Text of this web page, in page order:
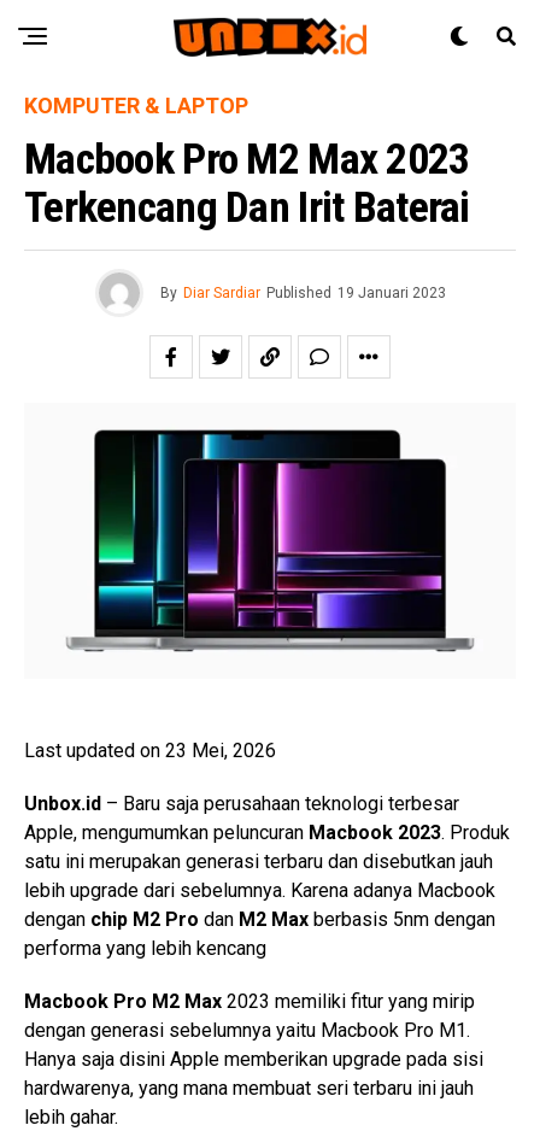
KOMPUTER & LAPTOP
Macbook Pro M2 Max 2023
Terkencang Dan Irit Baterai
By Diar Sardiar Published 19 Januari 2023
Last updated on 23 Mei, 2026
Unbox.id – Baru saja perusahaan teknologi terbesar
Apple, mengumumkan peluncuran Macbook 2023. Produk
satu ini merupakan generasi terbaru dan disebutkan jauh
lebih upgrade dari sebelumnya. Karena adanya Macbook
dengan chip M2 Pro dan M2 Max berbasis 5nm dengan
performa yang lebih kencang
Macbook Pro M2 Max 2023 memiliki fitur yang mirip
dengan generasi sebelumnya yaitu Macbook Pro M1.
Hanya saja disini Apple memberikan upgrade pada sisi
hardwarenya, yang mana membuat seri terbaru ini jauh
lebih gahar.